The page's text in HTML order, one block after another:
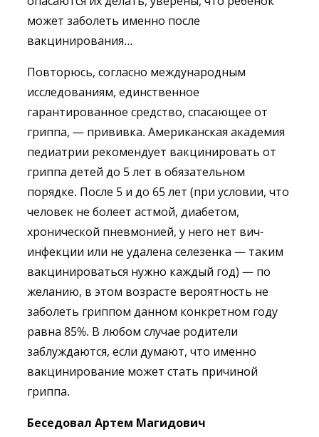
может заболеть именно после
вакцинирования…
Повторюсь, согласно международным
исследованиям, единственное
гарантированное средство, спасающее от
гриппа, — прививка. Американская академия
педиатрии рекомендует вакцинировать от
гриппа детей до 5 лет в обязательном
порядке. После 5 и до 65 лет (при условии, что
человек не болеет астмой, диабетом,
хронической пневмонией, у него нет вич-
инфекции или не удалена селезенка — таким
вакцинироваться нужно каждый год) — по
желанию, в этом возрасте вероятность не
заболеть гриппом данном конкретном году
равна 85%. В любом случае родители
заблуждаются, если думают, что именно
вакцинирование может стать причиной
гриппа.
Беседовал Артем Магидович